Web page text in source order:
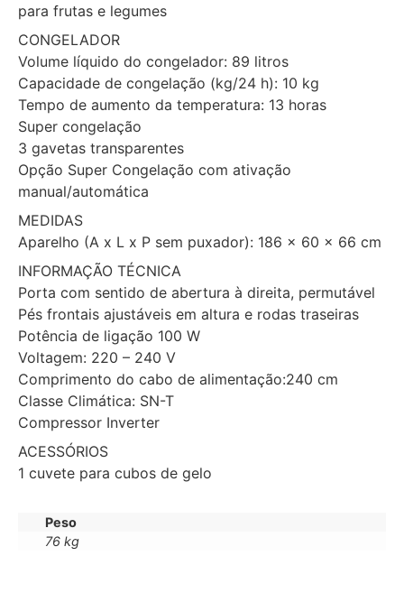
para frutas e legumes
CONGELADOR
Volume líquido do congelador: 89 litros
Capacidade de congelação (kg/24 h): 10 kg
Tempo de aumento da temperatura: 13 horas
Super congelação
3 gavetas transparentes
Opção Super Congelação com ativação
manual/automática
MEDIDAS
Aparelho (A x L x P sem puxador): 186 x 60 x 66 cm
INFORMAÇÃO TÉCNICA
Porta com sentido de abertura à direita, permutável
Pés frontais ajustáveis em altura e rodas traseiras
Potência de ligação 100 W
Voltagem: 220 – 240 V
Comprimento do cabo de alimentação:240 cm
Classe Climática: SN-T
Compressor Inverter
ACESSÓRIOS
1 cuvete para cubos de gelo
Peso
76 kg